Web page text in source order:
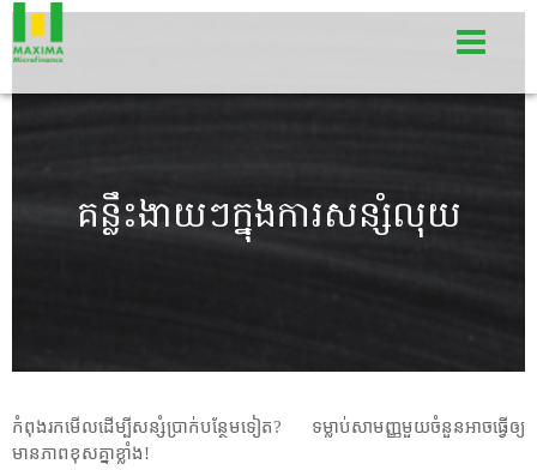
គន្លឹះងាយៗក្នុងការសន្សំលុយ
កំពុងរកមើលដើម្បីសន្សំប្រាក់បន្ថែមទៀត? ទម្លាប់​សាមញ្ញ​មួយ​ចំនួន​អាច​ធ្វើ​ឲ្យ​
មាន​ភាព​ខុស​គ្នា​ខ្លាំង!